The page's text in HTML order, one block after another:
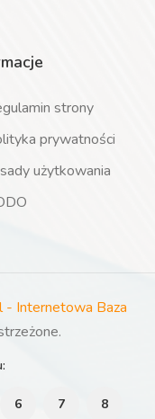
strony
prywatności
użytkowania
- Internetowa Baza
6 7 8